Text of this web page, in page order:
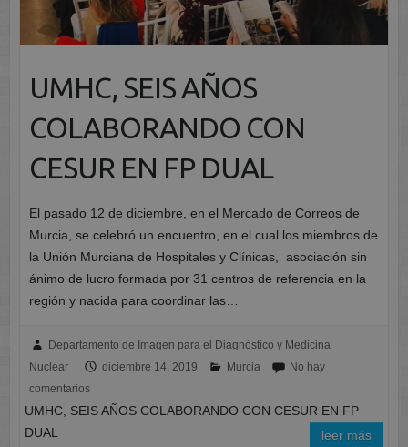
UMHC, SEIS AÑOS
COLABORANDO CON
CESUR EN FP DUAL
El pasado 12 de diciembre, en el Mercado de Correos de
Murcia, se celebró un encuentro, en el cual los miembros de
la Unión Murciana de Hospitales y Clínicas, asociación sin
ánimo de lucro formada por 31 centros de referencia en la
región y nacida para coordinar las…
Departamento de Imagen para el Diagnóstico y Medicina
Nuclear
diciembre 14, 2019 Murcia
No hay
comentarios
UMHC, SEIS AÑOS COLABORANDO CON CESUR EN FP
DUAL
leer más